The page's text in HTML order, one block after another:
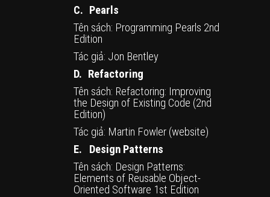
C. Pearls
Tên sách: Programming Pearls 2nd
Edition
Tác giả: Jon Bentley
D. Refactoring
Tên sách: Refactoring: Improving
the Design of Existing Code (2nd
Edition)
Tác giả: Martin Fowler (website)
E.
Design Patterns
Tên sách: Design Patterns:
Elements of Reusable Object-
Oriented Software 1st Edition